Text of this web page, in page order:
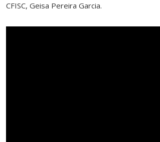
CFISC, Geisa Pereira Garcia.